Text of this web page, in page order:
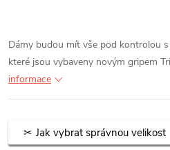
Dámy budou mít vše pod kontrolou
které jsou vybaveny novým gripem
informace
Jak vybrat správnou velikost